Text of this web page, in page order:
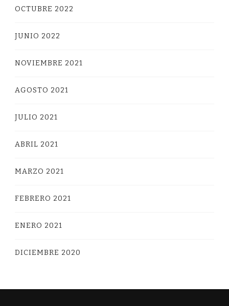
OCTUBRE 2022
JUNIO 2022
NOVIEMBRE 2021
AGOSTO 2021
JULIO 2021
ABRIL 2021
MARZO 2021
FEBRERO 2021
ENERO 2021
DICIEMBRE 2020